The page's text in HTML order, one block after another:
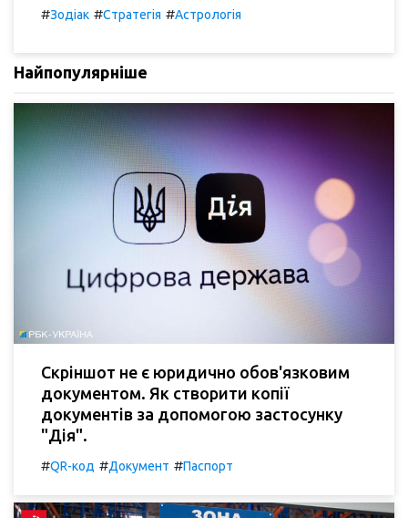
#Зодіак #Стратегія #Астрологія
Найпопулярніше
Скріншот не є юридично обов'язковим
документом. Як створити копії
документів за допомогою застосунку
"Дія".
#QR-код #Документ #Паспорт